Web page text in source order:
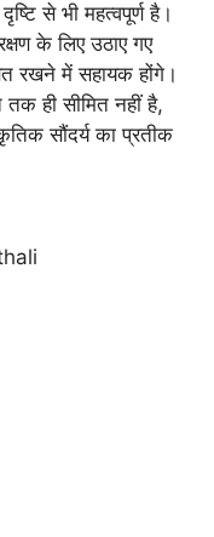
से भी महत्वपूर्ण है।
के लिए उठाए गए
रखने में सहायक होंगे।
ही सीमित नहीं है,
सौंदर्य का प्रतीक